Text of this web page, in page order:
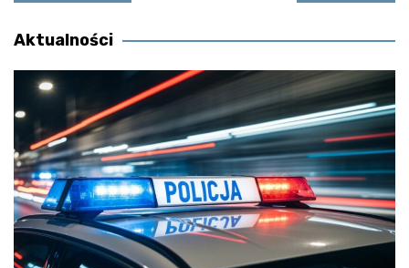
wpisu
Aktualności